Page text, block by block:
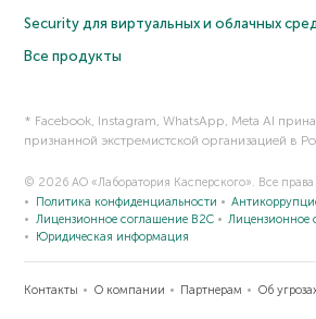
Security для виртуальных и облачных
Все продукты
* Facebook, Instagram, WhatsApp, Meta AI
признанной экстремистской организацией в
© 2026 АО «Лаборатория Касперского». Все
Политика конфиденциальности
Лицензионное соглашение B2C
Лицензионное
Юридическая информация
Контакты О компании Партнерам Об